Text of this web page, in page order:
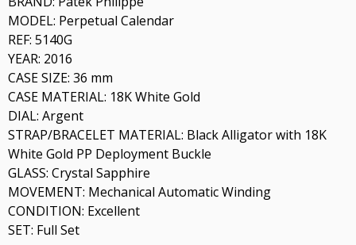
MODEL: Perpetual Calendar
REF: 5140G
YEAR: 2016
CASE SIZE: 36 mm
CASE MATERIAL: 18K White Gold
DIAL: Argent
STRAP/BRACELET MATERIAL: Black Alligator with 18K
White Gold PP Deployment Buckle
GLASS: Crystal Sapphire
MOVEMENT: Mechanical Automatic Winding
CONDITION: Excellent
SET: Full Set